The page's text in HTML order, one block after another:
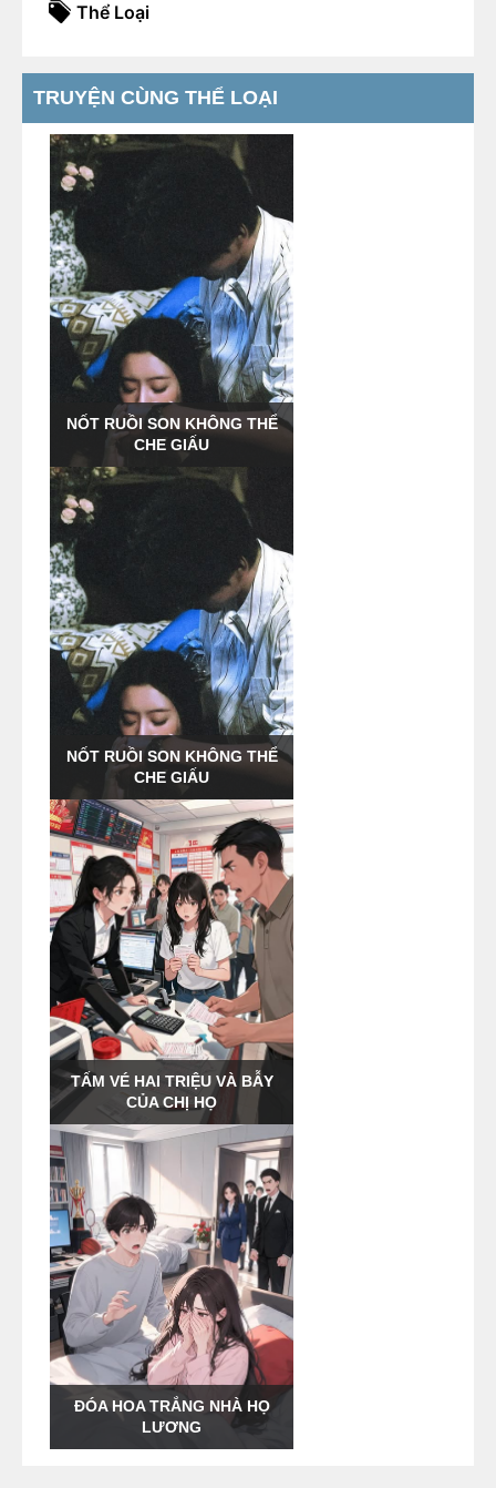
Thể Loại
TRUYỆN CÙNG THỂ LOẠI
NỐT RUỒI SON KHÔNG THỂ
CHE GIẤU
NỐT RUỒI SON KHÔNG THỂ
CHE GIẤU
TẤM VÉ HAI TRIỆU VÀ BẪY
CỦA CHỊ HỌ
ĐÓA HOA TRẮNG NHÀ HỌ
LƯƠNG